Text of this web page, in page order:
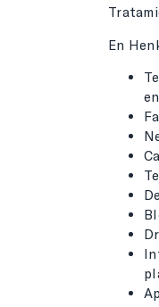
En